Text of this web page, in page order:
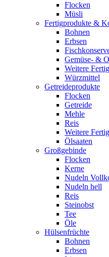
Flocken
Müsli
Fertigprodukte &
Bohnen
Erbsen
Gemüse- &
Weitere
Würzmittel
Getreideprodukte
Flocken
Getreide
Mehle
Reis
Weitere
Ölsaaten
Großgebinde
Flocken
Kerne
Nudeln
Nudeln hell
Reis
Steinobst
Tee
Öle
Hülsenfrüchte
Bohnen
Erbsen